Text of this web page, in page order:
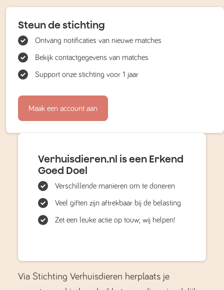
Steun de stichting
Ontvang notificaties van nieuwe matches
Bekijk contactgegevens van matches
Support onze stichting voor 1 jaar
Maak een account aan
Verhuisdieren.nl is een Erkend
Goed Doel
Verschillende manieren om te doneren
Veel giften zijn aftrekbaar bij de belasting
Zet een leuke actie op touw; wij helpen!
Via Stichting Verhuisdieren herplaats je